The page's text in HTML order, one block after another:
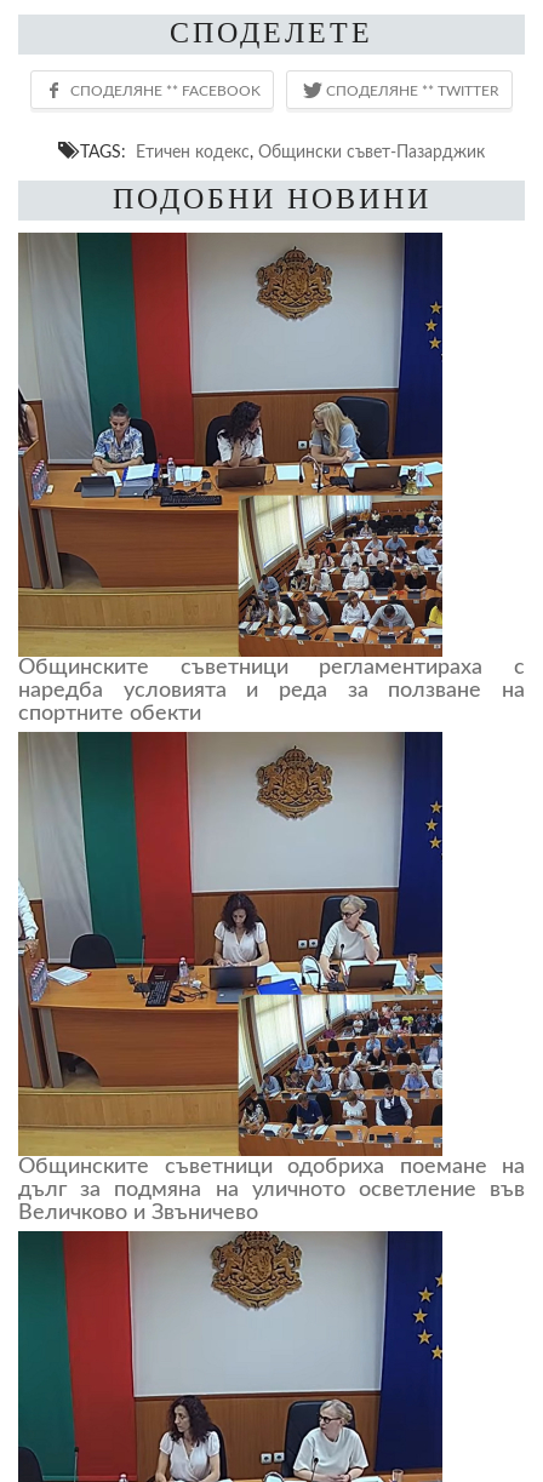
СПОДЕЛЕТЕ
TAGS: Етичен кодекс, Общински съвет-Пазарджик
ПОДОБНИ НОВИНИ
Общинските съветници регламентираха с
наредба условията и реда за ползване на
спортните обекти
Общинските съветници одобриха поемане на
дълг за подмяна на уличното осветление във
Величково и Звъничево